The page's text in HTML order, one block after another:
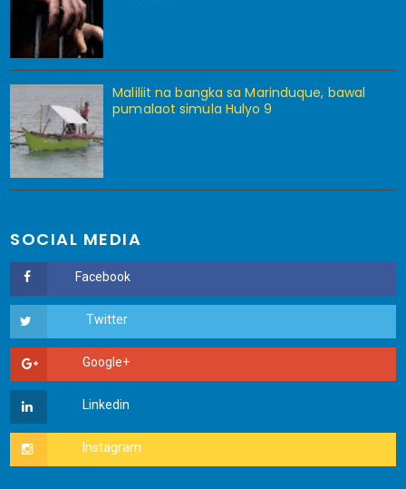
Maliliit na bangka sa Marinduque, bawal
pumalaot simula Hulyo 9
SOCIAL MEDIA